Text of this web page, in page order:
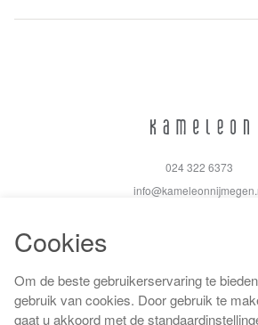
024 322 6373
Algemene voorwaarden
Privacy policy
Cookies
Om de beste gebruikerservaring te
gebruik van cookies. Door gebruik te
gaat u akkoord met de